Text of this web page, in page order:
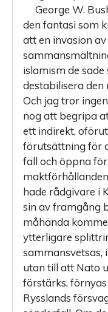
George W.
den fantasi som
att en invasion
islamism de
destabilisera den
Och jag tror
nog att begripa
ett indirekt,
förutsättning för
fall och öppna
hade rådgivare i
sin av framgång
måhända
ytterligare
utan till att Nato
förstärks,
Rysslands